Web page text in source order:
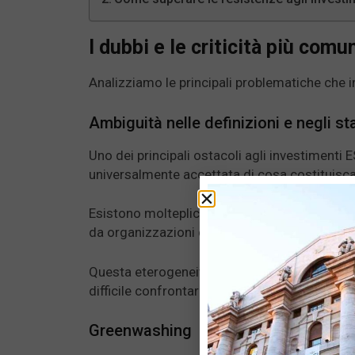
I dubbi e le criticità più
Analizziamo le principali problematiche che
Ambiguità nelle definizioni e negli
Uno dei principali ostacoli agli investimenti
universalmente accettata di cosa
Esistono molteplici standard e metriche per
da organizzazioni diverse con criteri non
Questa eterogeneità può portare a
difficile confrontare diverse opportunità di
Greenwashing